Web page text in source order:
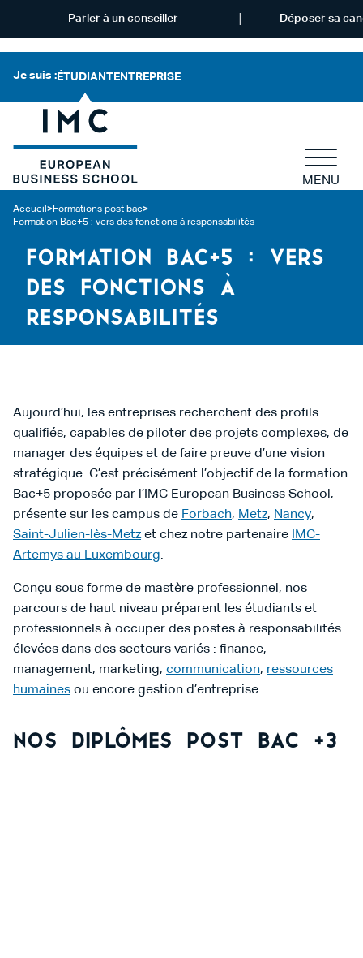
Je suis : ÉTUDIANT ENTREPRISE
MENU
Accueil >Formations post bac>
Formation Bac+5 : vers des fonctions à responsabilités
FORMATION BAC+5 : VERS
DES FONCTIONS À
RESPONSABILITÉS
Aujourd’hui, les entreprises recherchent des profils
qualifiés, capables de piloter des projets complexes, de
manager des équipes et de faire preuve d’une vision
stratégique. C’est précisément l’objectif de la formation
Bac+5 proposée par l’IMC European Business School,
présente sur les campus de Forbach, Metz, Nancy,
Saint-Julien-lès-Metzet chez notre partenaire
IMC-
Artemys au Luxembourg.
Conçu sous forme de mastère professionnel, nos
parcours de haut niveau préparent les étudiants et
professionnels à occuper des postes à responsabilités
élevées dans des secteurs variés : finance,
management, marketing, communication, ressources
humaines ou encore gestion d’entreprise.
Nos diplômes post Bac +3
Parler à un conseiller Déposer sa